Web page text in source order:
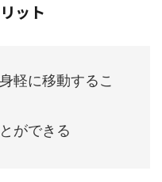
ット
軽に移動するこ
ができる